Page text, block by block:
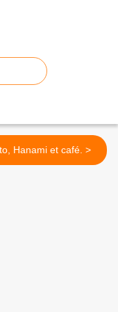
Kyoto, Hanami et café. >